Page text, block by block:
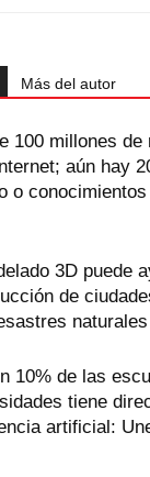
Más del autor
100 millones de
aún hay
o
3D puede
de
naturales
10% de las
tiene
artificial: